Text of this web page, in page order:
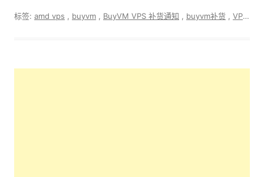
标签: amd vps buyvm BuyVM VPS 补货通知 buyvm补货 VPS ,